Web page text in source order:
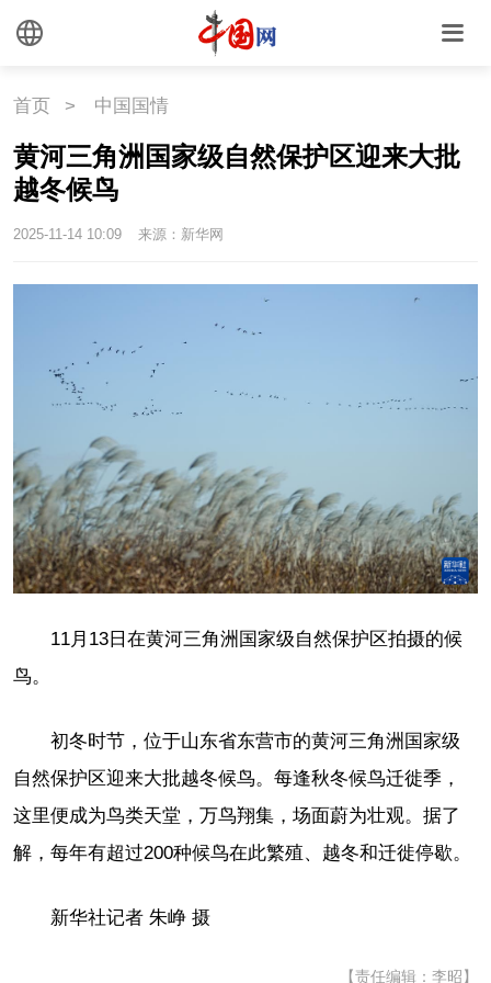
国情 助残 一带一路
海洋
首页 > 中国国情
黄河三角洲国家级自然保护区迎来大批
越冬候鸟
2025-11-14 10:09 来源：新华网
11月13日在黄河三角洲国家级自然保护区拍摄的候
鸟。
初冬时节，位于山东省东营市的黄河三角洲国家级
自然保护区迎来大批越冬候鸟。每逢秋冬候鸟迁徙季，
这里便成为鸟类天堂，万鸟翔集，场面蔚为壮观。据了
解，每年有超过200种候鸟在此繁殖、越冬和迁徙停歇。
新华社记者 朱峥 摄
【责任编辑：李昭】